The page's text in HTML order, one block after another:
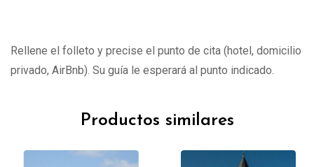
Rellene el folleto y precise el punto de cita (hotel, domicilio
privado, AirBnb). Su guía le esperará al punto indicado.
Productos similares